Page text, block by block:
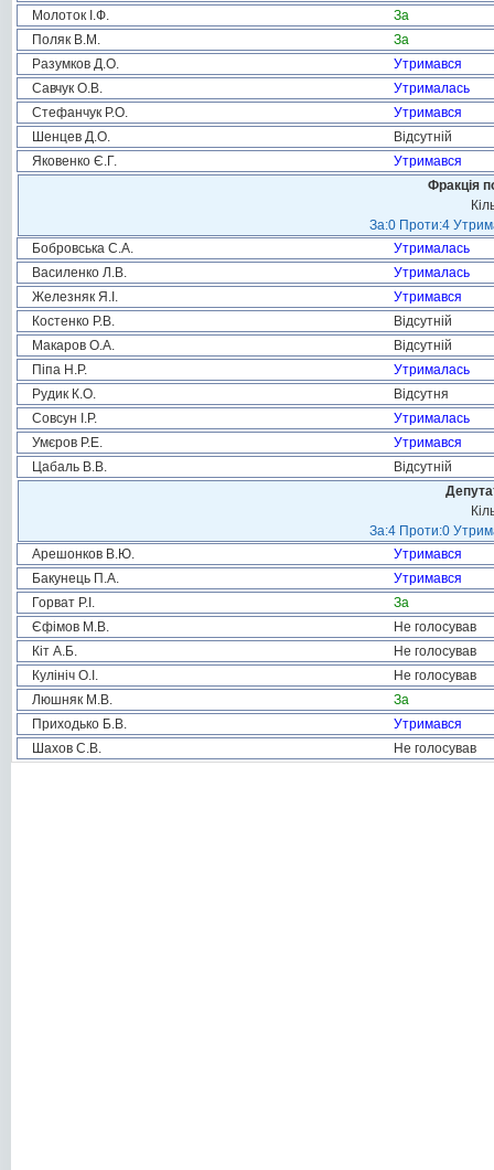
Молоток І.Ф.
За
Поляк В.М.
За
Разумков Д.О.
Утримався
Савчук О.В.
Утрималась
Стефанчук Р.О.
Утримався
Шенцев Д.О.
Відсутній
Яковенко Є.Г.
Утримався
Фракція
За:0 Проти:4
Бобровська С.А.
Утрималась
Василенко Л.В.
Утрималась
Железняк Я.І.
Утримався
Костенко Р.В.
Відсутній
Макаров О.А.
Відсутній
Піпа Н.Р.
Утрималась
Рудик К.О.
Відсутня
Совсун І.Р.
Утрималась
Умєров Р.Е.
Утримався
Цабаль В.В.
Відсутній
За:4 Проти:0
Арешонков В.Ю.
Утримався
Бакунець П.А.
Утримався
Горват Р.І.
За
Єфімов М.В.
Не голосував
Кіт А.Б.
Не голосував
Кулініч О.І.
Не голосував
Люшняк М.В.
За
Приходько Б.В.
Утримався
Шахов С.В.
Не голосував